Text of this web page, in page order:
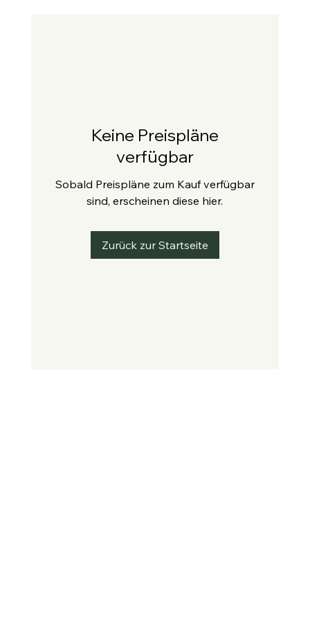
Keine Preispläne
verfügbar
Sobald Preispläne zum Kauf verfügbar
sind, erscheinen diese hier.
Zurück zur Startseite